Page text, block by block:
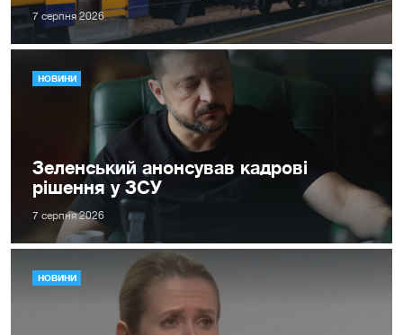
7 серпня 2026
НОВИНИ
Зеленський анонсував кадрові
рішення у ЗСУ
7 серпня 2026
НОВИНИ